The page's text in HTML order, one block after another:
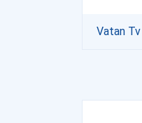
Vatan Tv